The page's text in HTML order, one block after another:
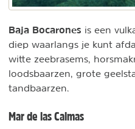
Baja Bocarones is een
diep waarlangs je kunt
witte zeebrasems,
loodsbaarzen, grote
tandbaarzen.
Mar de las Calmas